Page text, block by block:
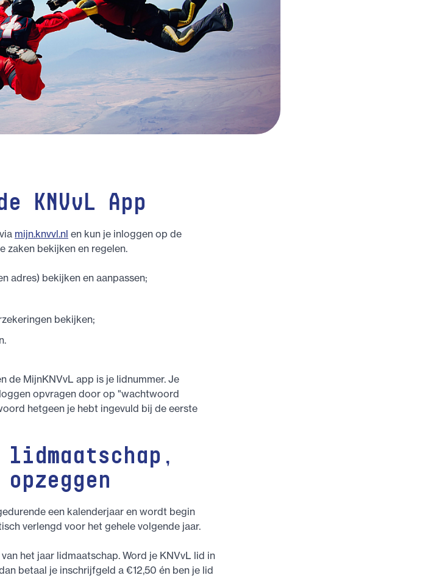
KNVvL App
mijn.knvvl.nl en kun je inloggen op de
zaken bekijken en regelen.
adres) bekijken en aanpassen;
bekijken;
de MijnKNVvL app is je lidnummer. Je
opvragen door op "wachtwoord
hetgeen je hebt ingevuld bij de eerste
een kalenderjaar en wordt begin
verlengd voor het gehele volgende jaar.
het jaar lidmaatschap. Word je KNVvL lid in
betaal je inschrijfgeld a €12,50 én ben je lid